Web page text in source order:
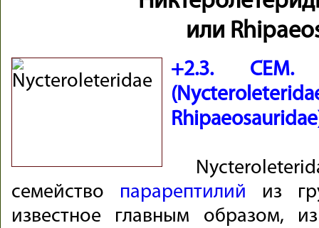
или
+2.3. СЕМ.
семейство парарептилий из
известное главным образом,